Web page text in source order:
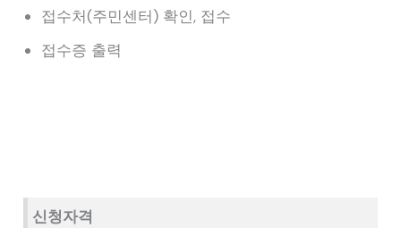
접수처(주민센터) 확인, 접수
접수증 출력
신청자격